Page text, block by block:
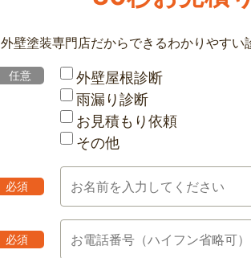
外壁塗装専門店だからできるわかりやすい
任意
外壁屋根診断
雨漏り診断
お見積もり依頼
その他
必須
必須